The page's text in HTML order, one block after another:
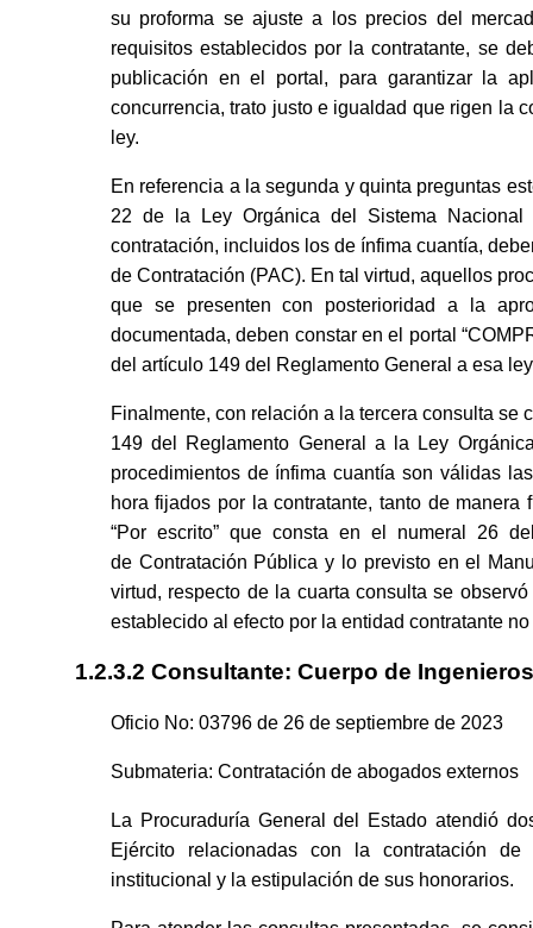
su proforma se ajuste a los precios del
requisitos establecidos por la contratante, se
publicación en el portal, para garantizar la
concurrencia, trato justo e igualdad que rigen la
ley.
En referencia a la segunda y quinta preguntas
22 de la Ley Orgánica del Sistema Nacional
contratación, incluidos los de ínfima cuantía,
de Contratación (PAC). En tal virtud, aquellos
que se presenten con posterioridad a la
documentada, deben constar en el portal
del artículo 149 del Reglamento General a esa
Finalmente, con relación a la tercera consulta
149 del Reglamento General a la Ley
procedimientos de ínfima cuantía son válidas
hora fijados por la contratante, tanto de
“Por escrito” que consta en el numeral 26
de Contratación Pública y lo previsto en el
virtud, respecto de la cuarta consulta se
establecido al efecto por la entidad contratante
1.2.3.2 Consultante: Cuerpo de
Oficio No: 03796 de 26 de septiembre de 2023
Submateria: Contratación de abogados externos
La Procuraduría General del Estado atendió
Ejército relacionadas con la contratación
institucional y la estipulación de sus honorarios.